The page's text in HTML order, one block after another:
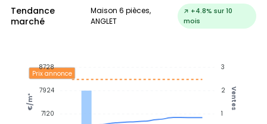
Tendance
marché
Maison 6 pièces,
ANGLET
↗ +4.8% sur 10
mois
Prix annonce
3
2
1
Ventes
8728
7924
7120
€/m²